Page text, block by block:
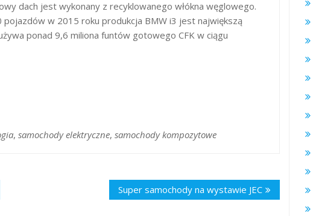
dach jest wykonany z recyklowanego włókna węglowego.
w 2015 roku produkcja BMW i3 jest największą
ponad 9,6 miliona funtów gotowego CFK w ciągu
, samochody elektryczne, samochody kompozytowe
Super samochody na wystawie JEC